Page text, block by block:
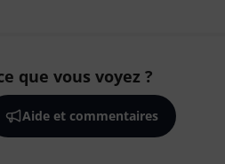
que vous voyez ?
Aide et commentaires